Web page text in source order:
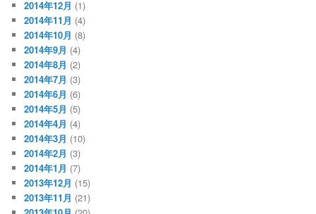
2014年12月 (1)
2014年11月 (4)
2014年10月 (8)
2014年9月 (4)
2014年8月 (2)
2014年7月 (3)
2014年6月 (6)
2014年5月 (5)
2014年4月 (4)
2014年3月 (10)
2014年2月 (3)
2014年1月 (7)
2013年12月 (15)
2013年11月 (21)